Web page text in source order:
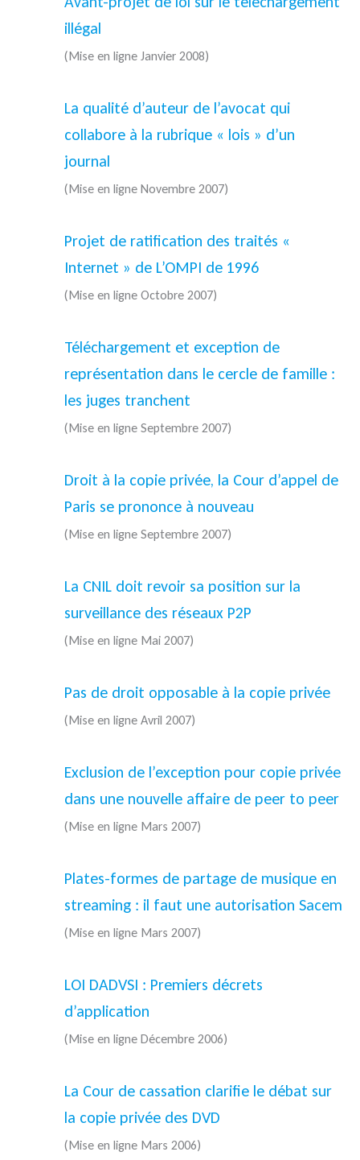
illégal
(Mise en ligne Janvier 2008)
La qualité d’auteur de l’avocat qui
collabore à la rubrique « lois » d’un
journal
(Mise en ligne Novembre 2007)
Projet de ratification des traités «
Internet » de L’OMPI de 1996
(Mise en ligne Octobre 2007)
Téléchargement et exception de
représentation dans le cercle de famille :
les juges tranchent
(Mise en ligne Septembre 2007)
Droit à la copie privée, la Cour d’appel de
Paris se prononce à nouveau
(Mise en ligne Septembre 2007)
La CNIL doit revoir sa position sur la
surveillance des réseaux P2P
(Mise en ligne Mai 2007)
Pas de droit opposable à la copie privée
(Mise en ligne Avril 2007)
Exclusion de l’exception pour copie privée
dans une nouvelle affaire de peer to peer
(Mise en ligne Mars 2007)
Plates-formes de partage de musique en
streaming : il faut une autorisation Sacem
(Mise en ligne Mars 2007)
LOI DADVSI : Premiers décrets
d’application
(Mise en ligne Décembre 2006)
La Cour de cassation clarifie le débat sur
la copie privée des DVD
(Mise en ligne Mars 2006)